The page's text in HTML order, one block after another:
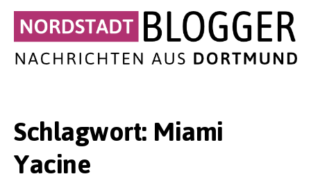
Schlagwort: Miami
Yacine